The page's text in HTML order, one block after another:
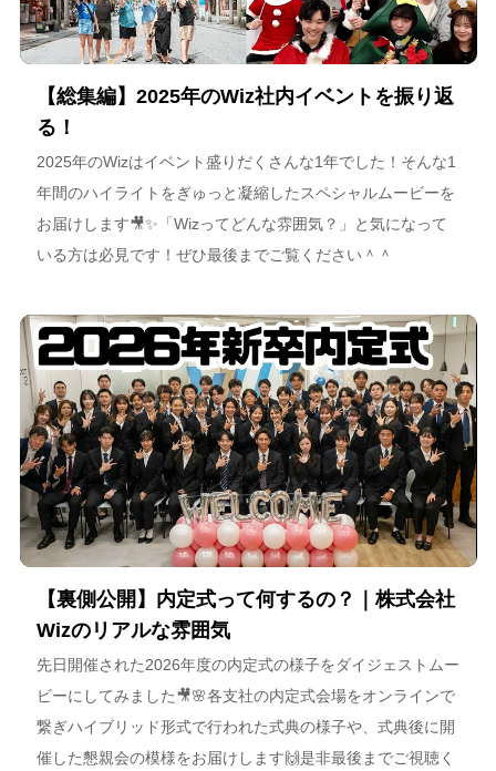
【総集編】2025年のWiz社内イベントを振り返
る！
2025年のWizはイベント盛りだくさんな1年でした！そんな1
年間のハイライトをぎゅっと凝縮したスペシャルムービーを
お届けします🎥✨「Wizってどんな雰囲気？」と気になって
いる方は必見です！ぜひ最後までご覧ください＾＾
【裏側公開】内定式って何するの？｜株式会社
Wizのリアルな雰囲気
先日開催された2026年度の内定式の様子をダイジェストムー
ビーにしてみました🎥🌸各支社の内定式会場をオンラインで
繋ぎハイブリッド形式で行われた式典の様子や、式典後に開
催した懇親会の模様をお届けします🙌是非最後までご視聴く